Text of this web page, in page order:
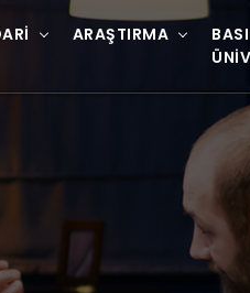
ARAŞTIRMA